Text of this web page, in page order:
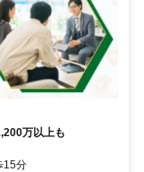
万以上も
15分